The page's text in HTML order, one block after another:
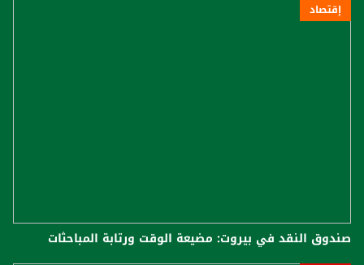
إقتصاد
صندوق النقد في بيروت: مضيعة الوقت ورتابة المباحثات